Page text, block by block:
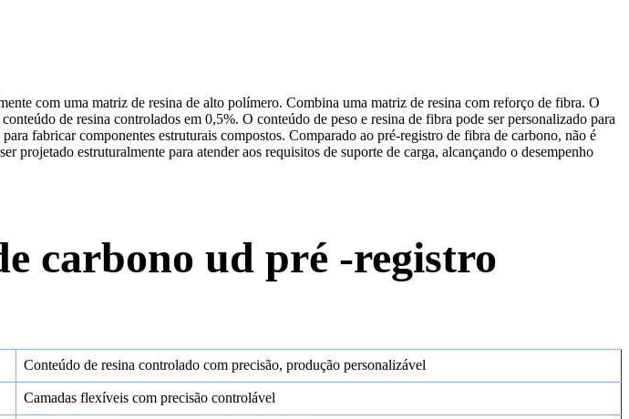
com uma matriz de resina de alto polímero. Combina uma matriz de resina com reforço de fibra. O
de resina controlados em 0,5%. O conteúdo de peso e resina de fibra pode ser personalizado para
fabricar componentes estruturais compostos. Comparado ao pré-registro de fibra de carbono, não é
projetado estruturalmente para atender aos requisitos de suporte de carga, alcançando o desempenho
carbono ud pré -registro
Conteúdo de resina controlado com precisão, produção personalizável
Camadas flexíveis com precisão controlável